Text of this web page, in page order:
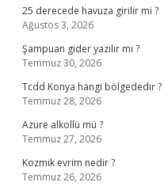
25 derecede havuza girilir mi ?
Ağustos 3, 2026
Şampuan gider yazılır mı ?
Temmuz 30, 2026
Tcdd Konya hangi bölgededir ?
Temmuz 28, 2026
Azure alkollü mü ?
Temmuz 27, 2026
Kozmik evrim nedir ?
Temmuz 26, 2026